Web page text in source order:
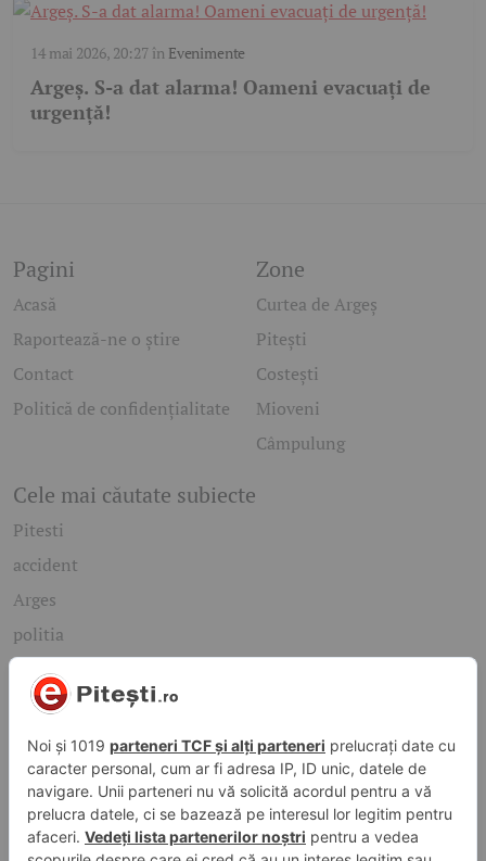
14 mai 2026, 20:27în Evenimente
Argeș. S-a dat alarma! Oameni evacuați de
urgență!
Pagini
Acasă
Raportează-ne o știre
Contact
Politică de confidențialitate
Zone
Curtea de Argeș
Pitești
Costești
Mioveni
Câmpulung
Cele mai căutate subiecte
Pitesti
accident
Arges
politia
mioveni
Caută rapid știrile care te interesează
Găsește cele mai recente știri, evenimente și subiecte de
interes din orașul tău. Introdu un cuvânt-cheie și descoperă
informațiile de care ai nevoie!